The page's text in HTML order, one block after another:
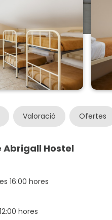
Valoració Ofertes
Abrigall Hostel
16:00 hores
hores